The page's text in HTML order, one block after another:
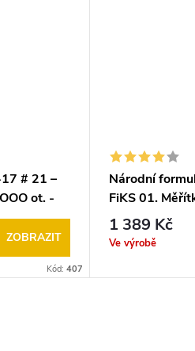
# 21 –
ot. -
Car)
ZOBRAZIT
Kód: 407
Národní
FiKS 01.
oranžová, k
(FARO,
1 389 Kč
Ve výrobě